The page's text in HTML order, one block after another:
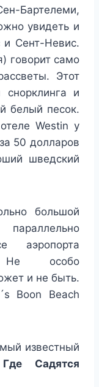
Бартелеми,
увидеть и
и Сент-Невис.
говорит само
Этот
и
белый песок.
Westin у
50 долларов
шведский
большой
аэропорта
Не особо
и не быть.
Boon Beach
известный
Садятся